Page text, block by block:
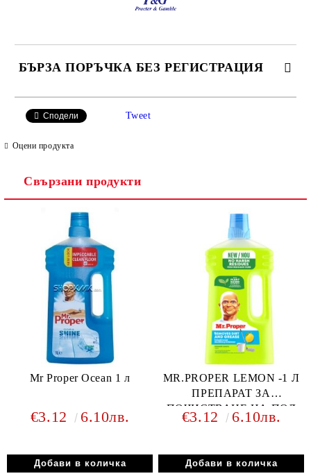
БЪРЗА ПОРЪЧКА БЕЗ РЕГИСТРАЦИЯ
Ние ще се свържем с вас в рамките на работния ден.
Сподели Tweet
Оцени продукта
Свързани продукти
Mr Proper Ocean 1 л
€3.12 6.10лв.
MR.PROPER LEMON -1 Л
ПРЕПАРАТ ЗА
ПОЧИСТВАНЕ НА ПОД
€3.12 6.10лв.